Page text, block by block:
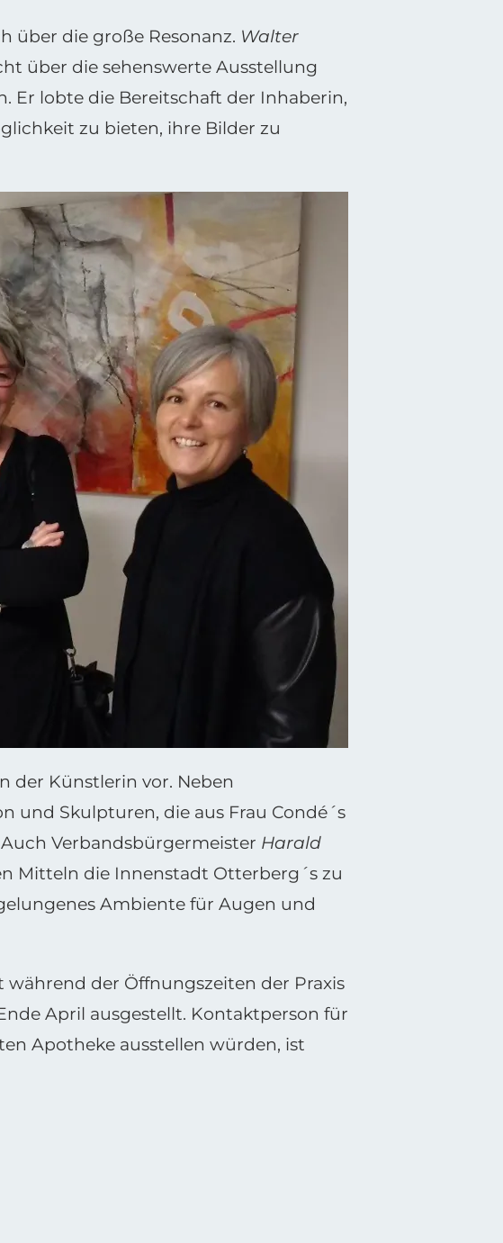
über die große Resonanz. Walter
über die sehenswerte Ausstellung
Er lobte die Bereitschaft der Inhaberin,
zu bieten, ihre Bilder zu
der Künstlerin vor. Neben
und Skulpturen, die aus Frau Condé´s
Verbandsbürgermeister Harald
Mitteln die Innenstadt Otterberg´s zu
Ambiente für Augen und
der Öffnungszeiten der Praxis
April ausgestellt. Kontaktperson für
Apotheke ausstellen würden, ist